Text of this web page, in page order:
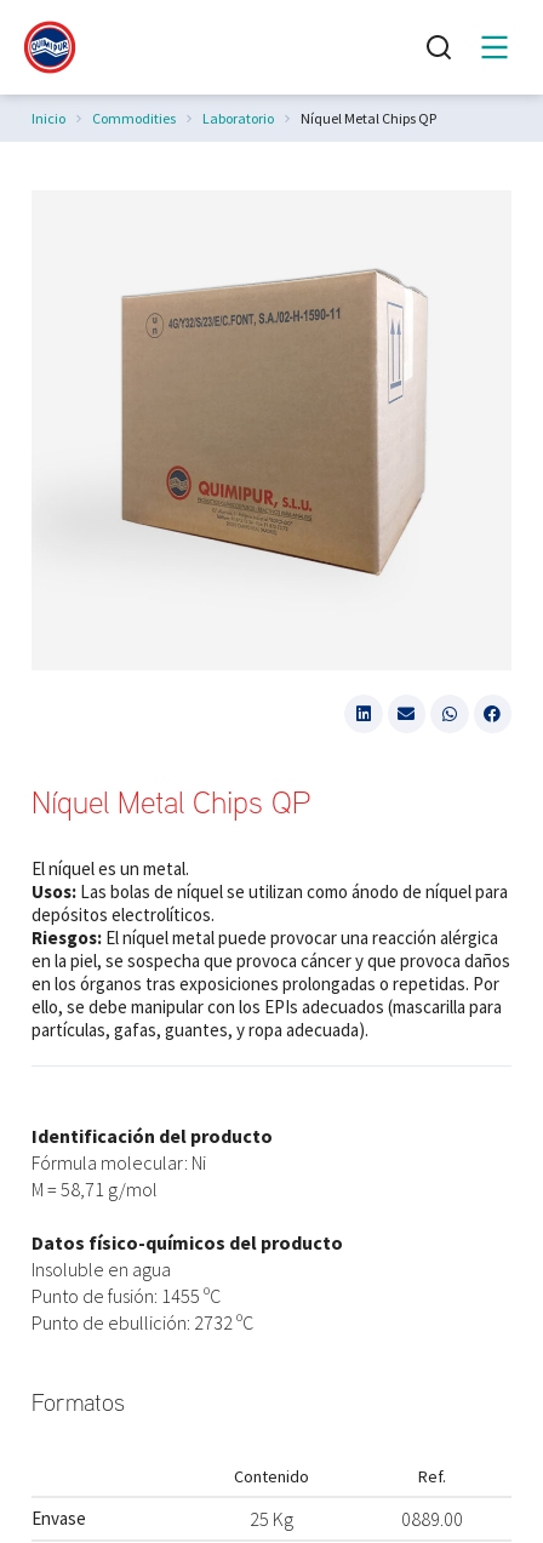
Estás aquí:
Inicio Commodities Laboratorio Níquel Metal Chips QP
Níquel Metal Chips QP
El níquel es un metal.
Usos: Las bolas de níquel se utilizan como ánodo de níquel para
depósitos electrolíticos.
Riesgos: El níquel metal puede provocar una reacción alérgica
en la piel, se sospecha que provoca cáncer y que provoca daños
en los órganos tras exposiciones prolongadas o repetidas. Por
ello, se debe manipular con los EPIs adecuados (mascarilla para
partículas, gafas, guantes, y ropa adecuada).
Identificación del producto
Fórmula molecular: Ni
M = 58,71 g/mol
Datos físico-químicos del producto
Insoluble en agua
Punto de fusión: 1455 ºC
Punto de ebullición: 2732 ºC
Formatos
Contenido Ref.
Envase 25 Kg 0889.00